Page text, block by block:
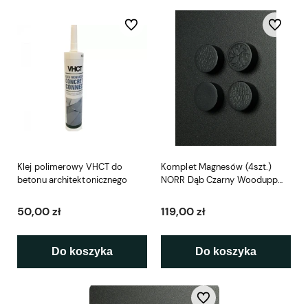
Klej polimerowy VHCT do
betonu architektonicznego
50,00 zł
Do koszyka
Do ulubionych
Komplet Magnesów (4szt.)
NORR Dąb Czarny Woodupp
119,00 zł
Do koszyka
Do
Do ulubionych